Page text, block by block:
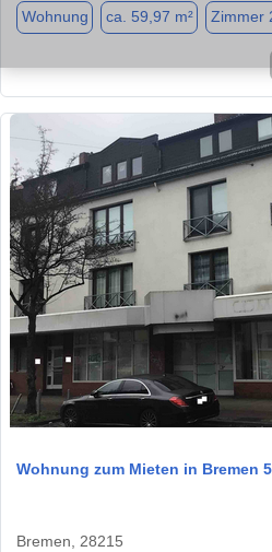
Wohnung ca. 59,97 m² Zimmer
Wohnung zum Mieten in Bremen
Bremen, 28215